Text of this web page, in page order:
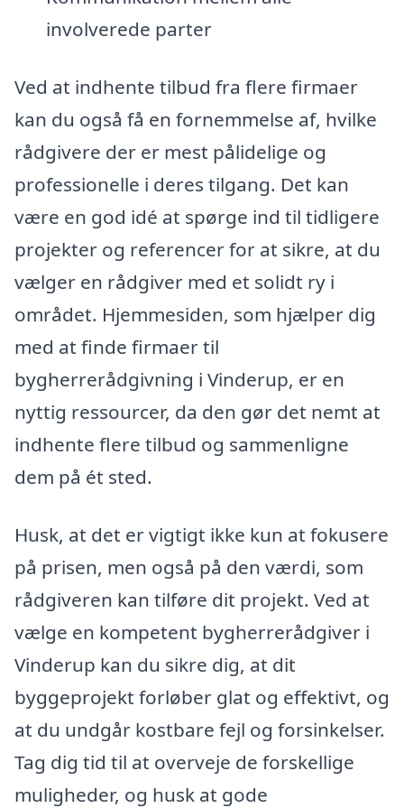
involverede parter
Ved at indhente tilbud fra flere firmaer
kan du også få en fornemmelse af, hvilke
rådgivere der er mest pålidelige og
professionelle i deres tilgang. Det kan
være en god idé at spørge ind til tidligere
projekter og referencer for at sikre, at du
vælger en rådgiver med et solidt ry i
området. Hjemmesiden, som hjælper dig
med at finde firmaer til
bygherrerådgivning i Vinderup, er en
nyttig ressourcer, da den gør det nemt at
indhente flere tilbud og sammenligne
dem på ét sted.
Husk, at det er vigtigt ikke kun at fokusere
på prisen, men også på den værdi, som
rådgiveren kan tilføre dit projekt. Ved at
vælge en kompetent bygherrerådgiver i
Vinderup kan du sikre dig, at dit
byggeprojekt forløber glat og effektivt, og
at du undgår kostbare fejl og forsinkelser.
Tag dig tid til at overveje de forskellige
muligheder, og husk at gode